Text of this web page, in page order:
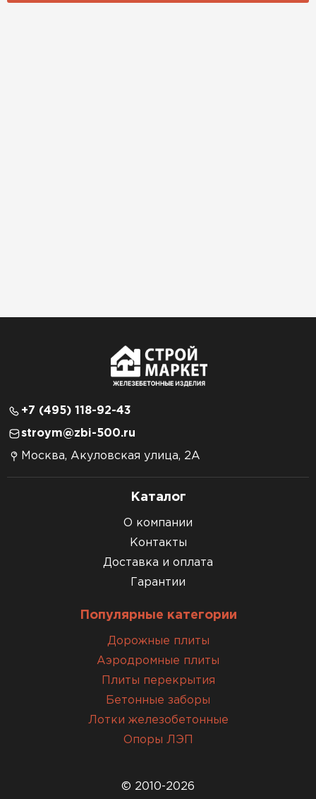
+7 (495) 118-92-43
stroym@zbi-500.ru
Москва, Акуловская улица, 2А
Каталог
О компании
Контакты
Доставка и оплата
Гарантии
Популярные категории
Дорожные плиты
Аэродромные плиты
Плиты перекрытия
Бетонные заборы
Лотки железобетонные
Опоры ЛЭП
© 2010-2026